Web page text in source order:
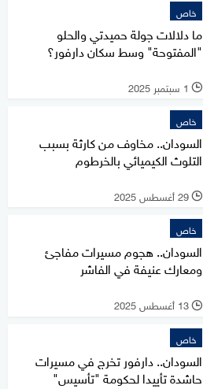
خاص
ما دلالات جولة حميدتي والحلو
"المفتوحة" وسط سكان دارفور؟
l 1 سبتمبر 2025
خاص
السودان.. مخاوف من كارثة بسبب
التلوث الكيميائي بالخرطوم
l 29 أغسطس 2025
خاص
السودان.. هجوم مسيرات مفاجئ
ومعارك عنيفة في الفاشر
l 13 أغسطس 2025
خاص
السودان.. دارفور تخرج في مسيرات
حاشدة تأييدا لحكومة "تأسيس"